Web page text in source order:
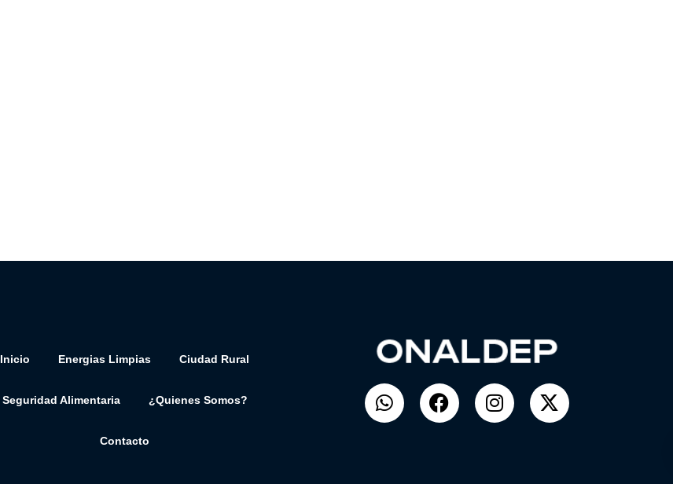
Inicio Energias Limpias Ciudad Rural
Seguridad Alimentaria ¿Quienes Somos?
Contacto